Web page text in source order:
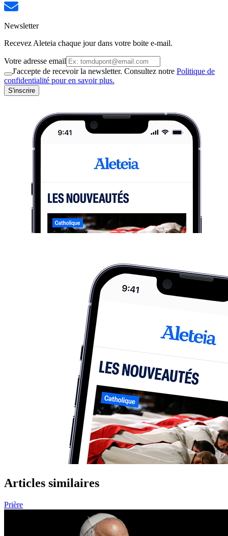
Newsletter
Recevez Aleteia chaque jour dans votre boite e-mail.
Votre adresse email
J'accepte de recevoir la newsletter. Consultez notre Politique de
confidentialité pour en savoir plus.
S'inscrire
Articles similaires
Prière